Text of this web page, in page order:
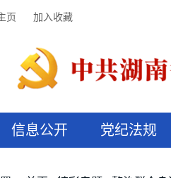
页 加入收藏
信息公开 党纪法规